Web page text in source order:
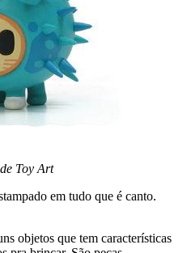
Toy Art
em tudo que é canto.
objetos que tem características